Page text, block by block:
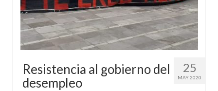
25
MAY 2020
Resistencia al gobierno del
desempleo